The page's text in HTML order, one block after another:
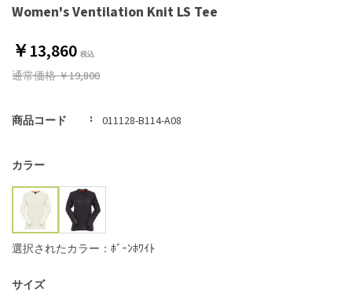
Women's Ventilation Knit LS Tee
￥13,860
通常価格￥19,800
商品コード 011128-B114-A08
カラー
選択されたカラー：ﾎﾞｰﾝﾎﾜｲﾄ
サイズ